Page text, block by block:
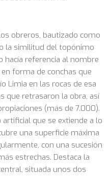
obreros, bautizado como
la similitud del topónimo
hacía referencia al nombre
forma de conchas que
Limia en las rocas de esa
que retrasaron la obra, así
(más de 7.000).
que se extiende a lo
una superficie máxima
con una sucesión
estrechas. Destaca la
situada unos dos